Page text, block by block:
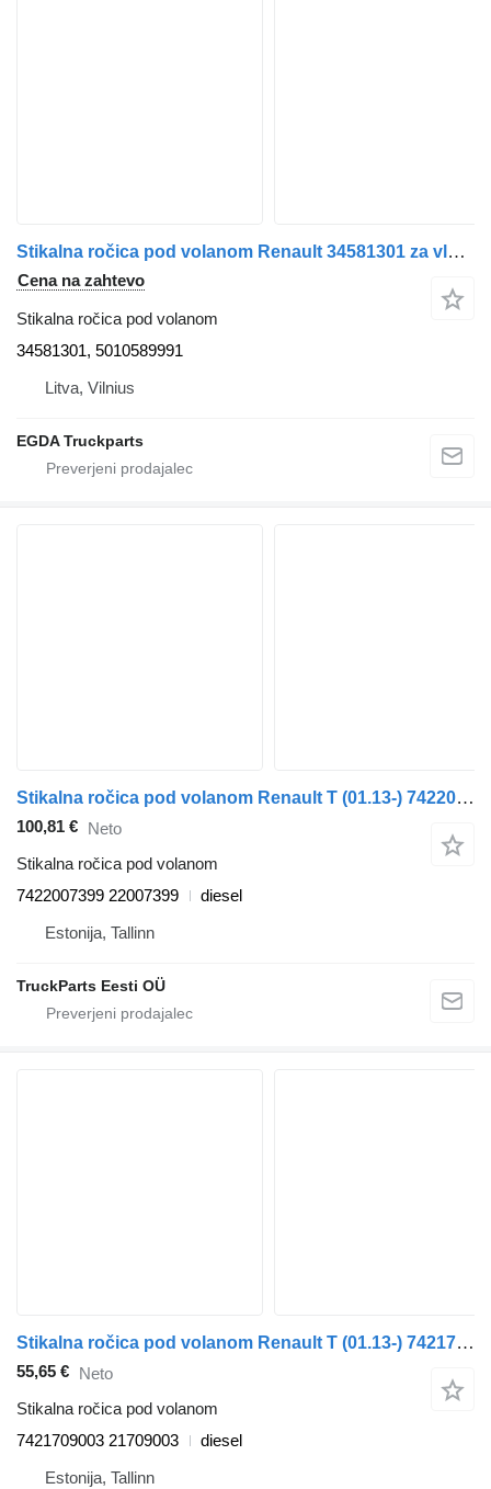
Stikalna ročica pod volanom Renault 34581301 za vlačilec Renault MAGNUM
Cena na zahtevo
Stikalna ročica pod volanom
34581301, 5010589991
Litva, Vilnius
EGDA Truckparts
Stikalna ročica pod volanom Renault T (01.13-) 7422007399 za vlačilec Renault T (2013-)
100,81 € Neto
Stikalna ročica pod volanom
7422007399 22007399
diesel
Estonija, Tallinn
TruckParts Eesti OÜ
Stikalna ročica pod volanom Renault T (01.13-) 7421709003 za vlačilec Renault T (2013-)
55,65 € Neto
Stikalna ročica pod volanom
7421709003 21709003
diesel
Estonija, Tallinn